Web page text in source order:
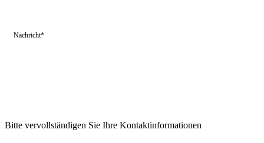
Nachricht*
Bitte vervollständigen Sie Ihre Kontaktinformationen